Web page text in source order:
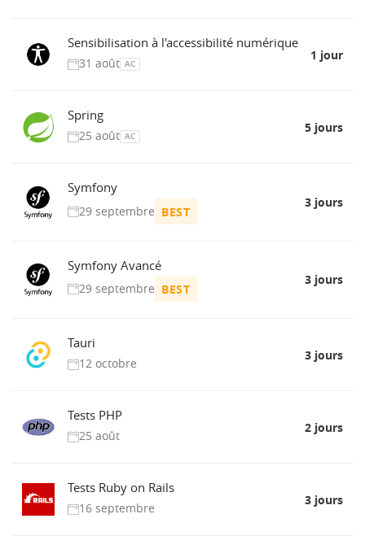
Sensibilisation à l'accessibilité numérique
31 août AC
1 jour
Spring
25 août AC
5 jours
Symfony
29 septembre BEST
3 jours
Symfony Avancé
29 septembre BEST
3 jours
Tauri
12 octobre
3 jours
Tests PHP
25 août
2 jours
Tests Ruby on Rails
16 septembre
3 jours